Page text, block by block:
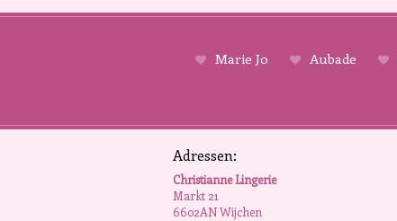
Marie Jo Aubade
Adressen:
Christianne Lingerie
Markt 21
6602AN Wijchen